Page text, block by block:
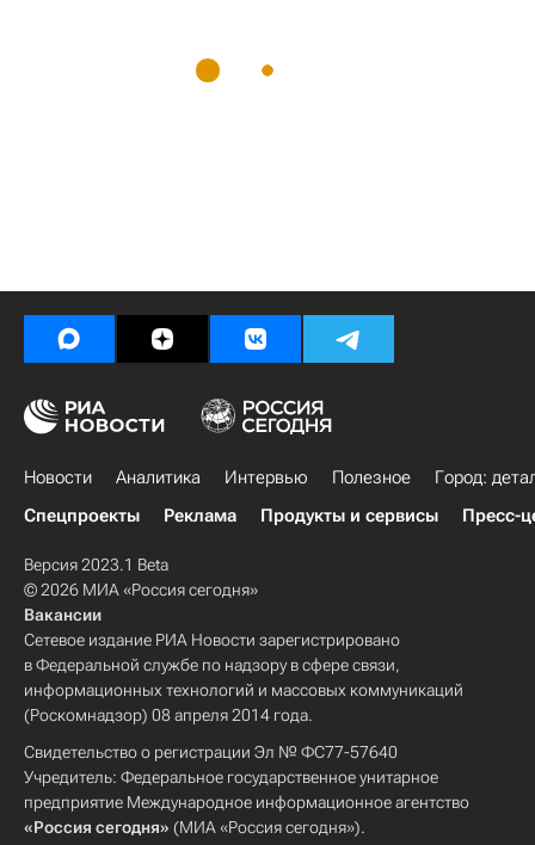
Новости Аналитика Интервью Полезное
Город:
Спецпроекты
Реклама Продукты и сервисы Пресс-
Версия 2023.1 Beta
© 2026 МИА «Россия сегодня»
Вакансии
Сетевое издание РИА Новости зарегистрировано
в Федеральной службе по надзору в сфере связи,
информационных технологий и массовых коммуникаций
(Роскомнадзор) 08 апреля 2014 года.
Свидетельство о регистрации Эл № ФС77-57640
Учредитель: Федеральное государственное унитарное
предприятие Международное информационное агентство
«Россия сегодня» (МИА «Россия сегодня»).